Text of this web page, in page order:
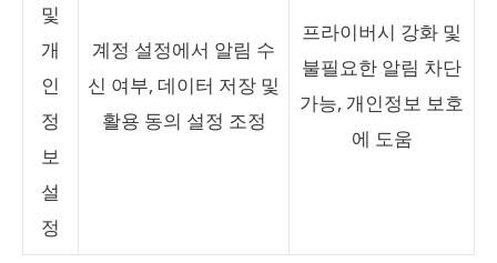
및
개
인
정
보
설
정
계정 설정에서 알림 수
신 여부, 데이터 저장 및
활용 동의 설정 조정
프라이버시 강화 및
불필요한 알림 차단
가능, 개인정보 보호
에 도움